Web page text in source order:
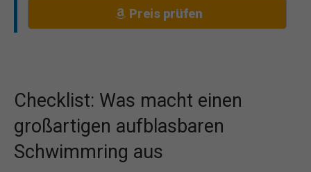
Preis prüfen
Checklist: Was macht einen
großartigen aufblasbaren
Schwimmring aus